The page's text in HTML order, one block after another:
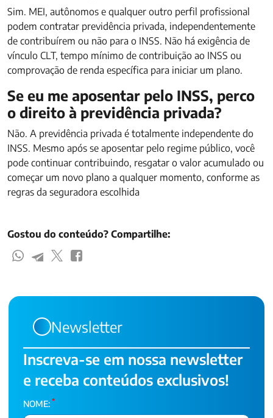
Sim. MEI, autônomos e qualquer outro perfil profissional
podem contratar previdência privada, independentemente
de contribuírem ou não para o INSS. Não há exigência de
vínculo CLT, tempo mínimo de contribuição ao INSS ou
comprovação de renda específica para iniciar um plano.
Se eu me aposentar pelo INSS, perco
o direito à previdência privada?
Não. A previdência privada é totalmente independente do
INSS. Mesmo após se aposentar pelo regime público, você
pode continuar contribuindo, resgatar o valor acumulado ou
começar um novo plano a qualquer momento, conforme as
regras da seguradora escolhida
Gostou do conteúdo? Compartilhe:
Newsletter
Inscreva-se em nossa newsletter
e receba conteúdos exclusivos!
NOME: *